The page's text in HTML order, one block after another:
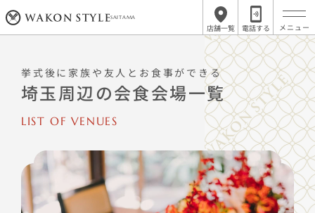
SAITAMA
店舗一覧 電話する
挙式後に家族や友人とお食事ができる
埼玉周辺の会食会場一覧
LIST OF VENUES